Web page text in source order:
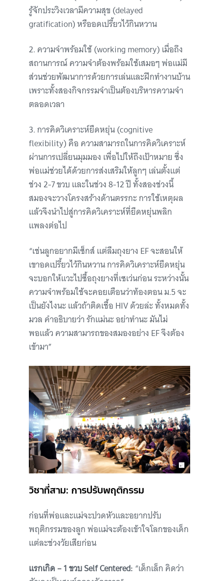
รู้จักประวิงเวลามีความสุข (delayed
gratification) หรืออดเปรี้ยวไว้กินหวาน
2. ความจำพร้อมใช้ (working memory) เมื่อถึง
สถานการณ์ ความจำต้องพร้อมใช้เสมอๆ พ่อแม่มี
ส่วนช่วยพัฒนาการด้วยการเล่นและฝึกทำงานบ้าน
เพราะทั้งสองกิจกรรมจำเป็นต้องบริหารความจำ
ตลอดเวลา
3. การคิดวิเคราะห์ยืดหยุ่น (cognitive
flexibility) คือ ความสามารถในการคิดวิเคราะห์
ผ่านการเปลี่ยนมุมมอง เพื่อไปให้ถึงเป้าหมาย ซึ่ง
พ่อแม่ช่วยได้ด้วยการส่งเสริมให้ลูกๆ เล่นตั้งแต่
ช่วง 2-7 ขวบ และในช่วง 8-12 ปี ทั้งสองช่วงนี้
สมองจะวางโครงสร้างด้านตรรกะ การใช้เหตุผล
แล้วจึงนำไปสู่การคิดวิเคราะห์ที่ยืดหยุ่นพลิก
แพลงต่อไป
“เช่นลูกอยากมีเซ็กส์ แต่ลืมถุงยาง EF จะสอนให้
เขาอดเปรี้ยวไว้กินหวาน การคิดวิเคราะห์ยืดหยุ่น
จะบอกให้แวะไปซื้อถุงยางที่เซเว่นก่อน ระหว่างนั้น
ความจำพร้อมใช้จะคอยเตือนว่าท้องตอน ม.5 จะ
เป็นยังไงนะ แล้วถ้าติดเชื้อ HIV ด้วยล่ะ ทั้งหมดทั้ง
มวล คำอธิบายว่า รักแม่นะ อย่าทำนะ มันไม่
พอแล้ว ความสามารถของสมองอย่าง EF จึงต้อง
เข้ามา”
วิชาที่สาม: การปรับพฤติกรรม
ก่อนที่พ่อและแม่จะปวดหัวและอยากปรับ
พฤติกรรมของลูก พ่อแม่จะต้องเข้าใจโลกของเด็ก
แต่ละช่วงวัยเสียก่อน
แรกเกิด – 1 ขวบ Self Centered: “เด็กเล็ก คิดว่า